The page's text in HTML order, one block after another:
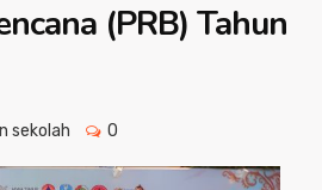
(PRB) Tahun
sekolah 0